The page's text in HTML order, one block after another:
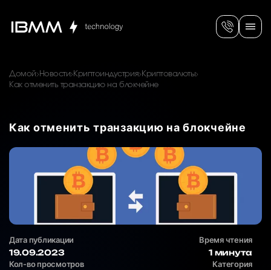
Домой Новости Криптоиндустрия Криптовалюты
Как отменить транзакцию на блокчейне
Как отменить транзакцию на блокчейне
Дата публикации
19.09.2023
Время чтения
1 минута
Кол-во просмотров
Категория